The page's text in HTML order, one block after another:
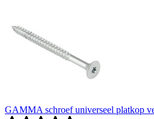
GAMMA schroef universeel platkop